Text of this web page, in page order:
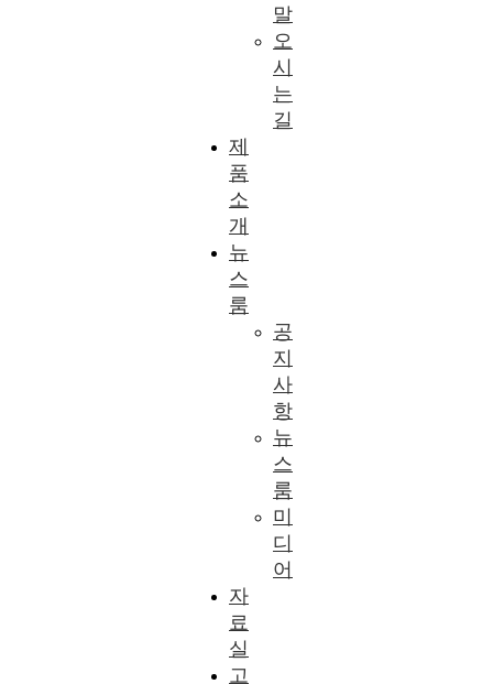
말
오
시
는
길
제
품
소
개
뉴
스
룸
공
지
사
항
뉴
스
룸
미
디
어
자
료
실
고